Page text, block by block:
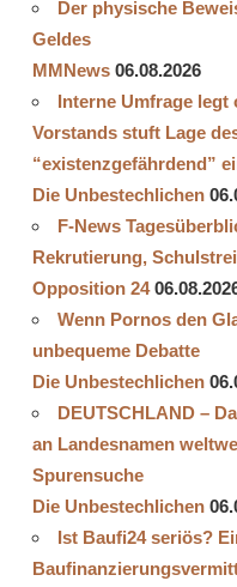
Der physische
Geldes
MMNews 06.08.2026
Interne Umfrage legt
Vorstands stuft Lage
“existenzgefährdend”
Die Unbestechlichen
F-News
Rekrutierung,
Opposition 24
Wenn Pornos den
unbequeme Debatte
Die Unbestechlichen
DEUTSCHLAND –
an Landesnamen
Spurensuche
Die Unbestechlichen
Ist Baufi24 seriös?